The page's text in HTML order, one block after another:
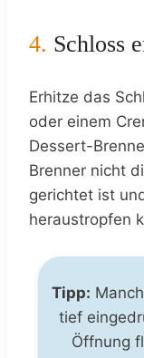
4. Schloss
Erhitze das
oder einem
Dessert-
Brenner nicht
gerichtet ist
heraustropfen
Tipp:
tief
Öffnung